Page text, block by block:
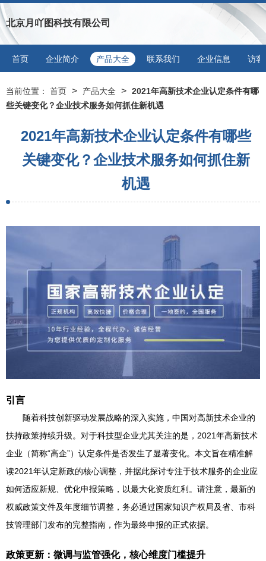
北京月吖图科技有限公司
首页 企业简介 产品大全 联系我们 企业信息 访客
当前位置： 首页 > 产品大全 > 2021年高新技术企业认定条件有哪
些关键变化？企业技术服务如何抓住新机遇
2021年高新技术企业认定条件有哪些
关键变化？企业技术服务如何抓住新
机遇
引言
随着科技创新驱动发展战略的深入实施，中国对高新技术企业的
扶持政策持续升级。对于科技型企业尤其关注的是，2021年高新技术
企业（简称“高企”）认定条件是否发生了显著变化。本文旨在精准解
读2021年认定新政的核心调整，并据此探讨专注于技术服务的企业应
如何适应新规、优化申报策略，以最大化资质红利。请注意，最新的
权威政策文件及年度细节调整，务必通过国家知识产权局及省、市科
技管理部门发布的完整指南，作为最终申报的正式依据。
政策更新：微调与监管强化，核心维度门槛提升